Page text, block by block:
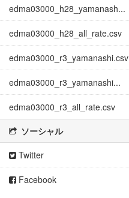
edma03000_h28_yamanash...
edma03000_h28_all_rate.csv
edma03000_r3_yamanashi.csv
edma03000_r3_yamanashi...
edma03000_r3_all_rate.csv
ソーシャル
Twitter
Facebook